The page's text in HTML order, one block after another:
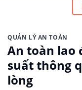
QUẢN LÝ AN TOÀN
An toàn lao
suất thông
lòng